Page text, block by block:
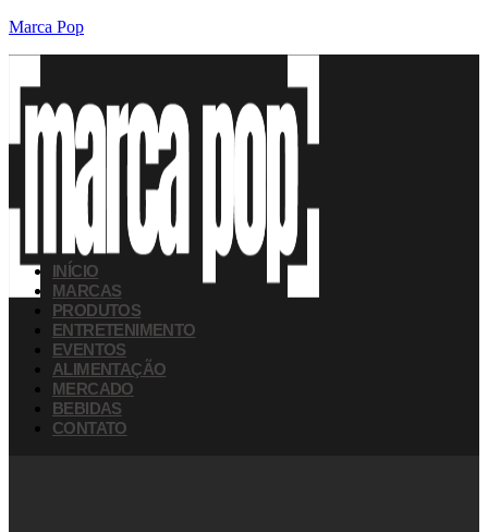
Marca Pop
INÍCIO
MARCAS
PRODUTOS
ENTRETENIMENTO
EVENTOS
ALIMENTAÇÃO
MERCADO
BEBIDAS
CONTATO